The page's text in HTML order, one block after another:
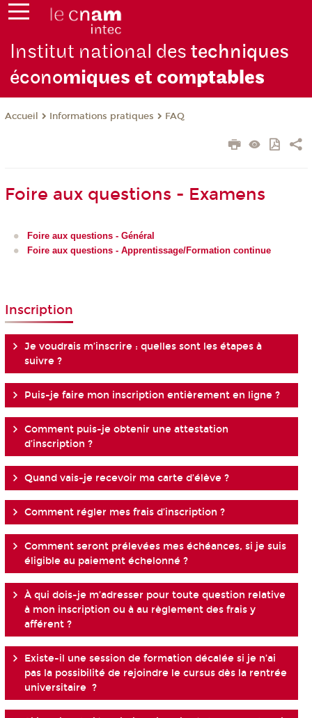
Institut national destechniques
économiques et comptables
Accueil Informations pratiques FAQ
Foire aux questions - Examens
Foire aux questions - Général
Foire aux questions - Apprentissage/Formation continue
Inscription
Je voudrais m’inscrire : quelles sont les étapes à
suivre ?
Puis-je faire mon inscription entièrement en ligne ?
Comment puis-je obtenir une attestation
d’inscription ?
Quand vais-je recevoir ma carte d’élève ?
Comment régler mes frais d’inscription ?
Comment seront prélevées mes échéances, si je suis
éligible au paiement échelonné ?
À qui dois-je m’adresser pour toute question relative
à mon inscription ou à au règlement des frais y
afférent ?
Existe-il une session de formation décalée si je n’ai
pas la possibilité de rejoindre le cursus dès la rentrée
universitaire ?